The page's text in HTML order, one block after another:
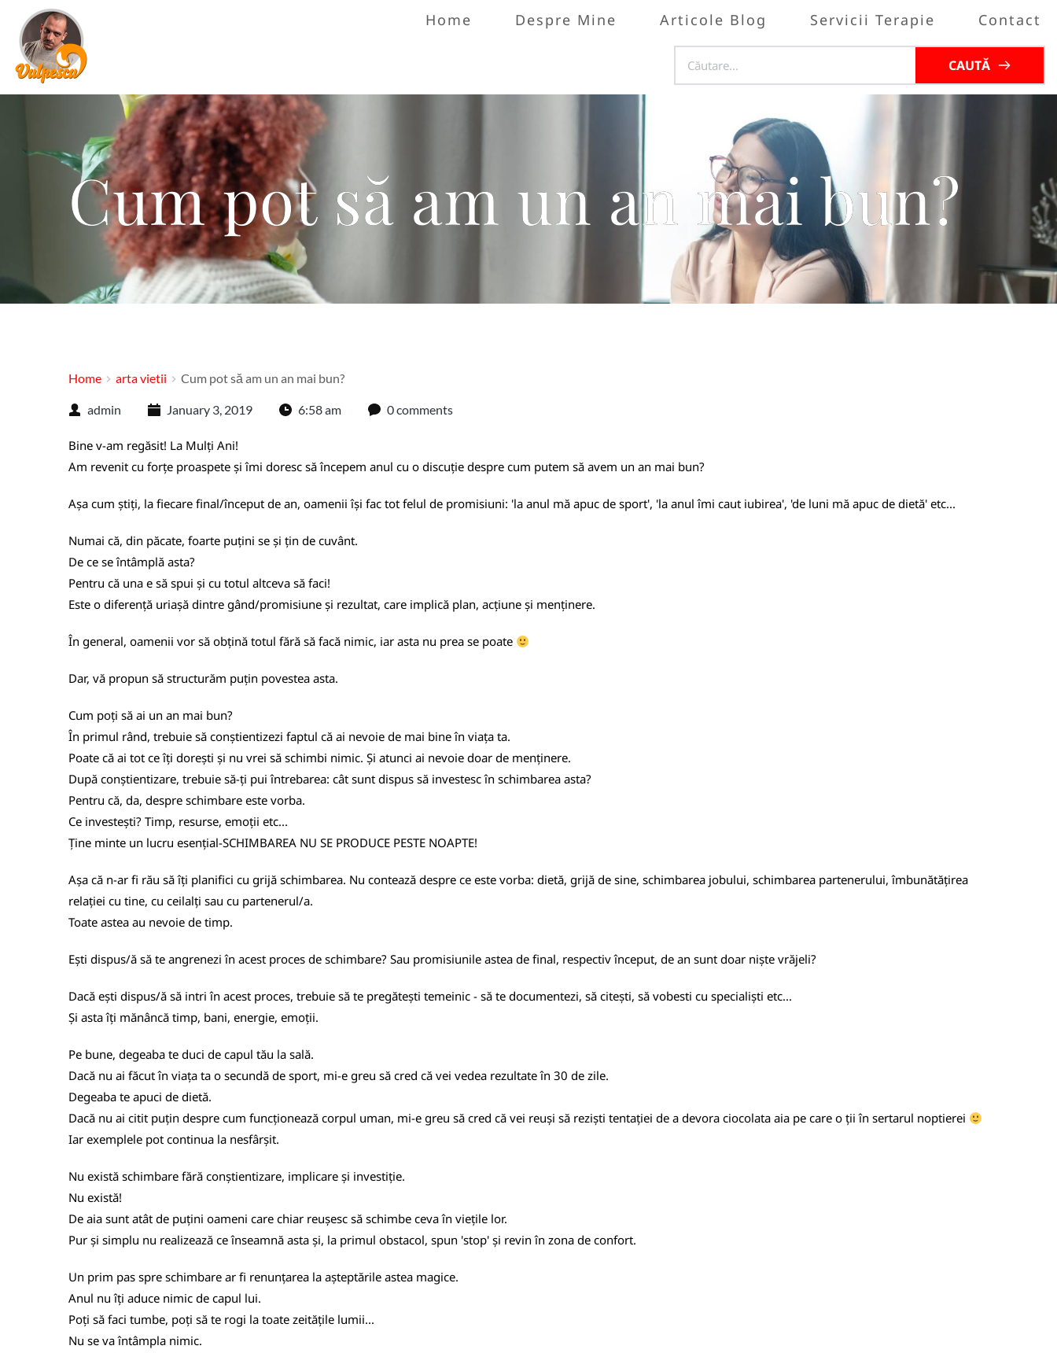
Home Despre Mine Articole Blog Servicii Terapie Contact
CAUTĂ
Cum pot să am un an mai bun?
Home arta vietii Cum pot să am un an mai bun?
admin January 3, 2019 6:58 am 0 comments
Bine v-am regăsit! La Mulți Ani!
Am revenit cu forțe proaspete și îmi doresc să începem anul cu o discuție despre cum putem să avem un an mai bun?
Așa cum știți, la fiecare final/început de an, oamenii își fac tot felul de promisiuni: 'la anul mă apuc de sport', 'la anul îmi caut iubirea', 'de luni mă apuc de dietă' etc...
Numai că, din păcate, foarte puțini se și țin de cuvânt.
De ce se întâmplă asta?
Pentru că una e să spui și cu totul altceva să faci!
Este o diferență uriașă dintre gând/promisiune și rezultat, care implică plan, acțiune și menținere.
În general, oamenii vor să obțină totul fără să facă nimic, iar asta nu prea se poate
Dar, vă propun să structurăm puțin povestea asta.
Cum poți să ai un an mai bun?
În primul rând, trebuie să conștientizezi faptul că ai nevoie de mai bine în viața ta.
Poate că ai tot ce îți dorești și nu vrei să schimbi nimic. Și atunci ai nevoie doar de menținere.
După conștientizare, trebuie să-ți pui întrebarea: cât sunt dispus să investesc în schimbarea asta?
Pentru că, da, despre schimbare este vorba.
Ce investești? Timp, resurse, emoții etc...
Ține minte un lucru esențial-SCHIMBAREA NU SE PRODUCE PESTE NOAPTE!
Așa că n-ar fi rău să îți planifici cu grijă schimbarea. Nu contează despre ce este vorba: dietă, grijă de sine, schimbarea jobului, schimbarea partenerului, îmbunătățirea
relației cu tine, cu ceilalți sau cu partenerul/a.
Toate astea au nevoie de timp.
Ești dispus/ă să te angrenezi în acest proces de schimbare? Sau promisiunile astea de final, respectiv început, de an sunt doar niște vrăjeli?
Dacă ești dispus/ă să intri în acest proces, trebuie să te pregătești temeinic - să te documentezi, să citești, să vobesti cu specialiști etc...
Și asta îți mănâncă timp, bani, energie, emoții.
Pe bune, degeaba te duci de capul tău la sală.
Dacă nu ai făcut în viața ta o secundă de sport, mi-e greu să cred că vei vedea rezultate în 30 de zile.
Degeaba te apuci de dietă.
Dacă nu ai citit puțin despre cum funcționează corpul uman, mi-e greu să cred că vei reuși să reziști tentației de a devora ciocolata aia pe care o ții în sertarul noptierei
Iar exemplele pot continua la nesfârșit.
Nu există schimbare fără conștientizare, implicare și investiție.
Nu există!
De aia sunt atât de puțini oameni care chiar reușesc să schimbe ceva în viețile lor.
Pur și simplu nu realizează ce înseamnă asta și, la primul obstacol, spun 'stop' și revin în zona de confort.
Un prim pas spre schimbare ar fi renunțarea la așteptările astea magice.
Anul nu îți aduce nimic de capul lui.
Poți să faci tumbe, poți să te rogi la toate zeitățile lumii...
Nu se va întâmpla nimic.